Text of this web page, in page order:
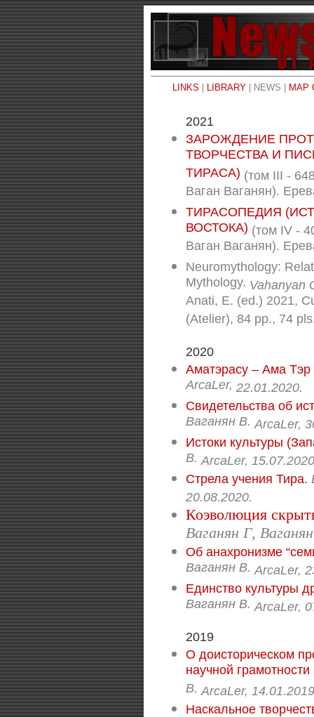
LINKS LIBRARY | NEWS | MAP
2021
ЗАРОЖДЕНИЕ
ТВОРЧЕСТВА И
ТИРАСА) (том III -
Ваган Ваганян).
ТИРАСОПЕДИЯ
ВОСТОКА) (том IV -
Ваган Ваганян).
Neuromythology:
Mythology. Vahanyan
Anati, E. (ed.) 2021,
(Atelier), 84 pp., 74
2020
Аматэрасу – Ама Тэр
ArcaLer, 22.01.2020.
Свидетельства об
Ваганян В. ArcaLer,
Истоки культуры
В. ArcaLer, 15.07
Стрела учения Тира.
20.08.2020.
Коэволюция
Ваганян Г,
Об анахронизме
Ваганян В. ArcaLer,
Единство культуры
Ваганян В. ArcaLer,
2019
O доисторическом
научной
В.ArcaLer,
Наскальное